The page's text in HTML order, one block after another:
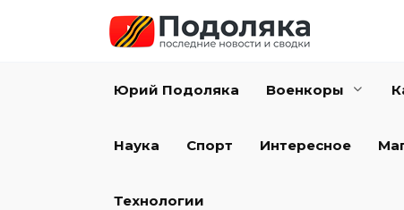
Юрий Подоляка Военкоры
Наука Спорт Интересное
Технологии